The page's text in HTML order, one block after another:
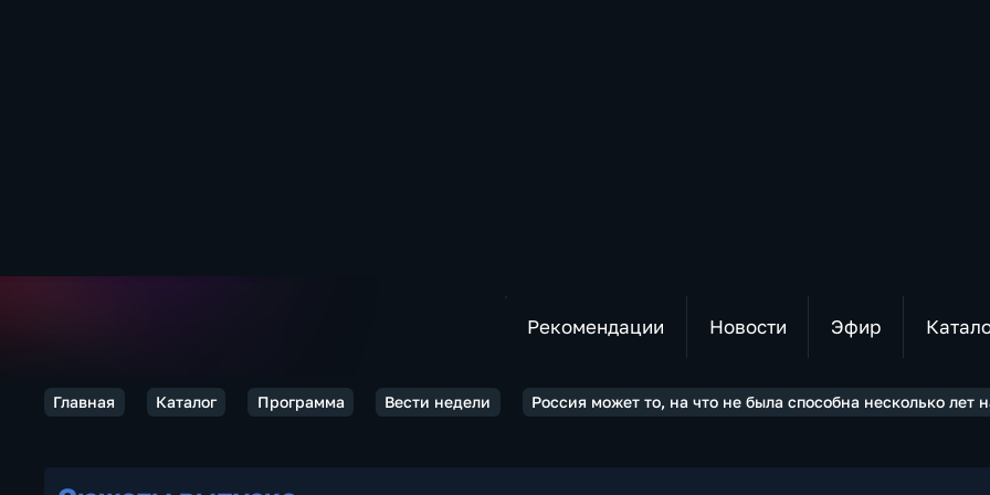
Рекомендации Новости Эфир
Главная Каталог Программа Вести недели Россия может то, на что не была способна несколько лет